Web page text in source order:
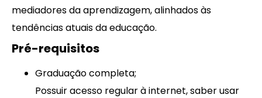
mediadores da aprendizagem, alinhados às
tendências atuais da educação.
Pré-requisitos
Graduação completa;
Possuir acesso regular à internet, saber usar